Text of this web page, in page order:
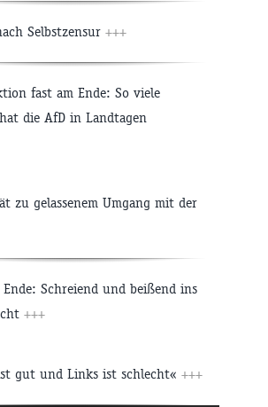
Selbstzensur +++
fast am Ende: So viele
die AfD in Landtagen
zu gelassenem Umgang mit der
Schreiend und beißend ins
+++
gut und Links ist schlecht« +++